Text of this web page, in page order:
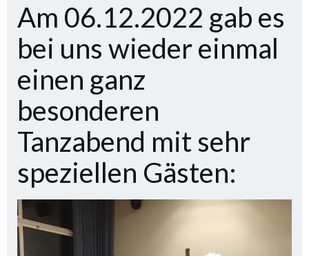
Am 06.12.2022 gab es
bei uns wieder einmal
einen ganz
besonderen
Tanzabend mit sehr
speziellen Gästen: